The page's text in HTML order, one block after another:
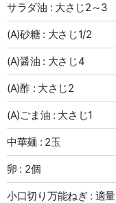
サラダ油 : 大さじ2～3
(A)砂糖 : 大さじ1/2
(A)醤油 : 大さじ4
(A)酢 : 大さじ2
(A)ごま油 : 大さじ1
中華麺 : 2玉
卵 : 2個
小口切り万能ねぎ : 適量